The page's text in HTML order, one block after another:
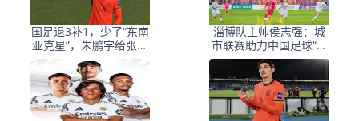
国足退3补1，少了“东南
亚克星”，朱鹏宇给张玉
宁当替补 防线不稳
淄博队主帅侯志强：城
市联赛助力中国足球“基
础建设”｜专访